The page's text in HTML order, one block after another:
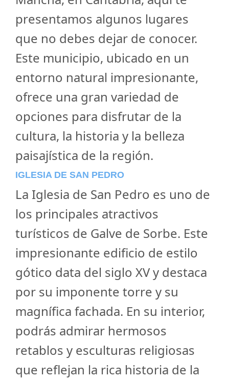
presentamos algunos lugares
que no debes dejar de conocer.
Este municipio, ubicado en un
entorno natural impresionante,
ofrece una gran variedad de
opciones para disfrutar de la
cultura, la historia y la belleza
paisajística de la región.
IGLESIA DE SAN PEDRO
La Iglesia de San Pedro es uno de
los principales atractivos
turísticos de Galve de Sorbe. Este
impresionante edificio de estilo
gótico data del siglo XV y destaca
por su imponente torre y su
magnífica fachada. En su interior,
podrás admirar hermosos
retablos y esculturas religiosas
que reflejan la rica historia de la